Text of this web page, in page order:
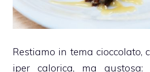
Restiamo in tema cioccolato,
iper calorica, ma